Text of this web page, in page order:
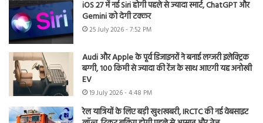
iOS 27 में नई Siri होगी पहले से ज्यादा स्मार्ट, ChatGPT और
Gemini को देगी टक्कर
25 July 2026 - 7:52 PM
Audi और Apple के पूर्व डिजाइनरों ने बनाई लग्जरी इलेक्ट्रिक
बग्गी, 100 किमी से ज्यादा की रेंज के साथ आएगी यह अनोखी
EV
19 July 2026 - 4:48 PM
रेल यात्रियों के लिए बड़ी खुशखबरी, IRCTC की नई वेबसाइट